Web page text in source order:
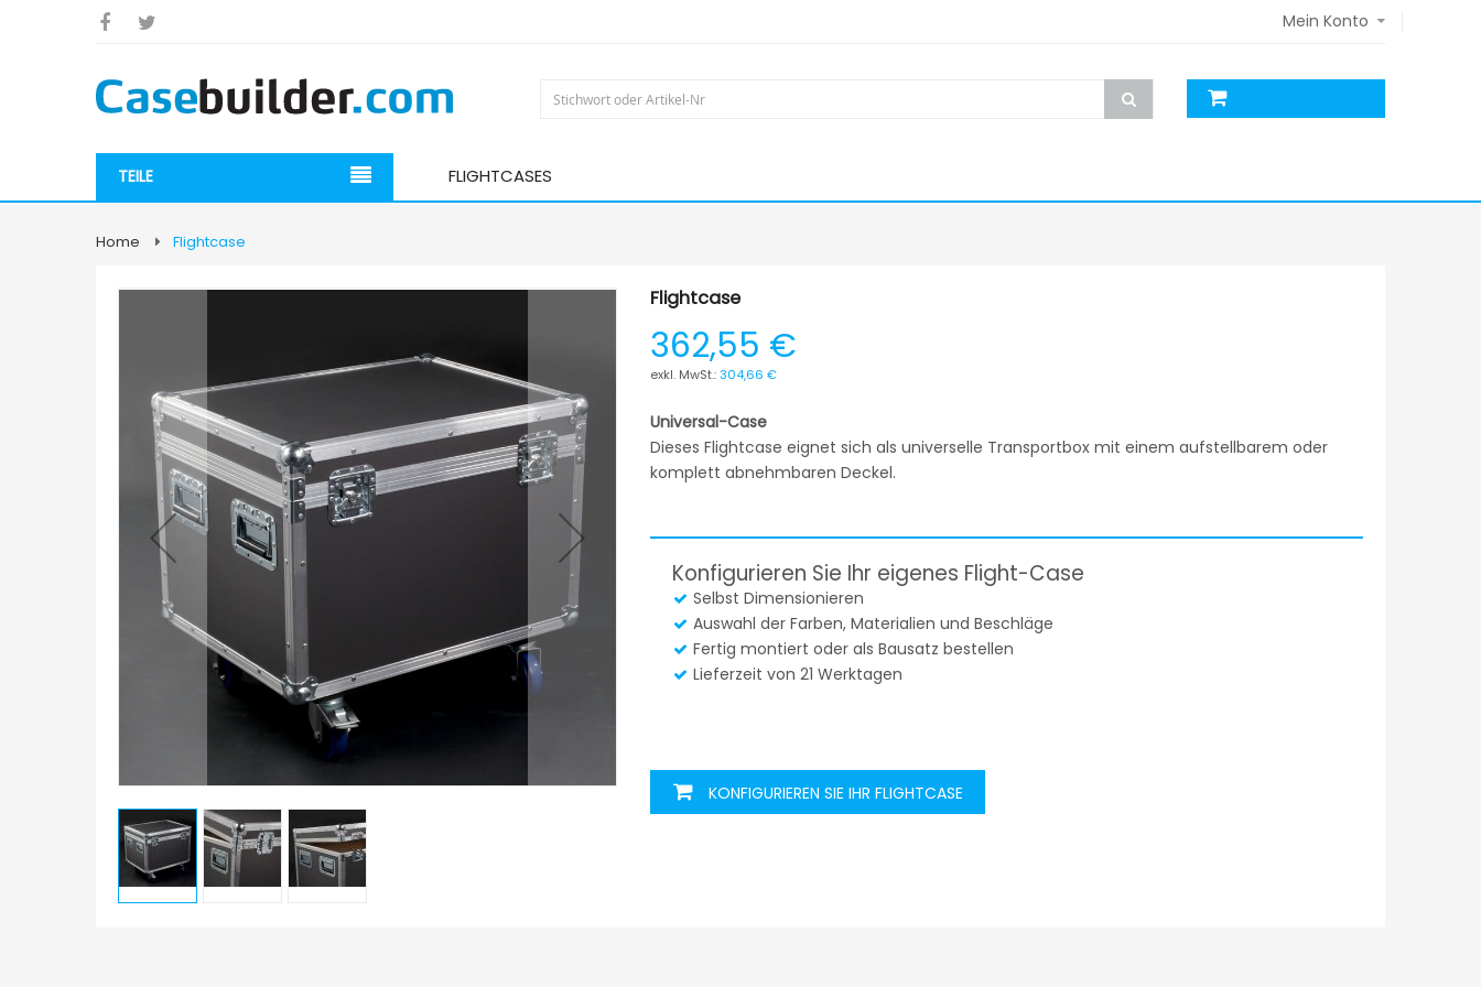
Mein Konto
TEILE FLIGHTCASES
Home Flightcase
Flightcase
362,55 €
304,66 €
Universal-Case
Dieses Flightcase eignet sich als universelle Transportbox mit einem aufstellbarem oder
komplett abnehmbaren Deckel.
Konfigurieren Sie Ihr eigenes Flight-Case
Selbst Dimensionieren
Auswahl der Farben, Materialien und Beschläge
Fertig montiert oder als Bausatz bestellen
Lieferzeit von 21 Werktagen
KONFIGURIEREN SIE IHR FLIGHTCASE